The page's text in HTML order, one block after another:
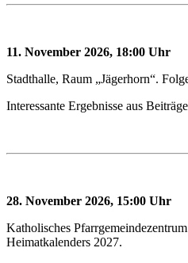
11. November 2026, 18:00 Uhr
Stadthalle, Raum „Jägerhorn“.
Interessante Ergebnisse aus
28. November 2026, 15:00 Uhr
Katholisches
Heimatkalenders 2027.